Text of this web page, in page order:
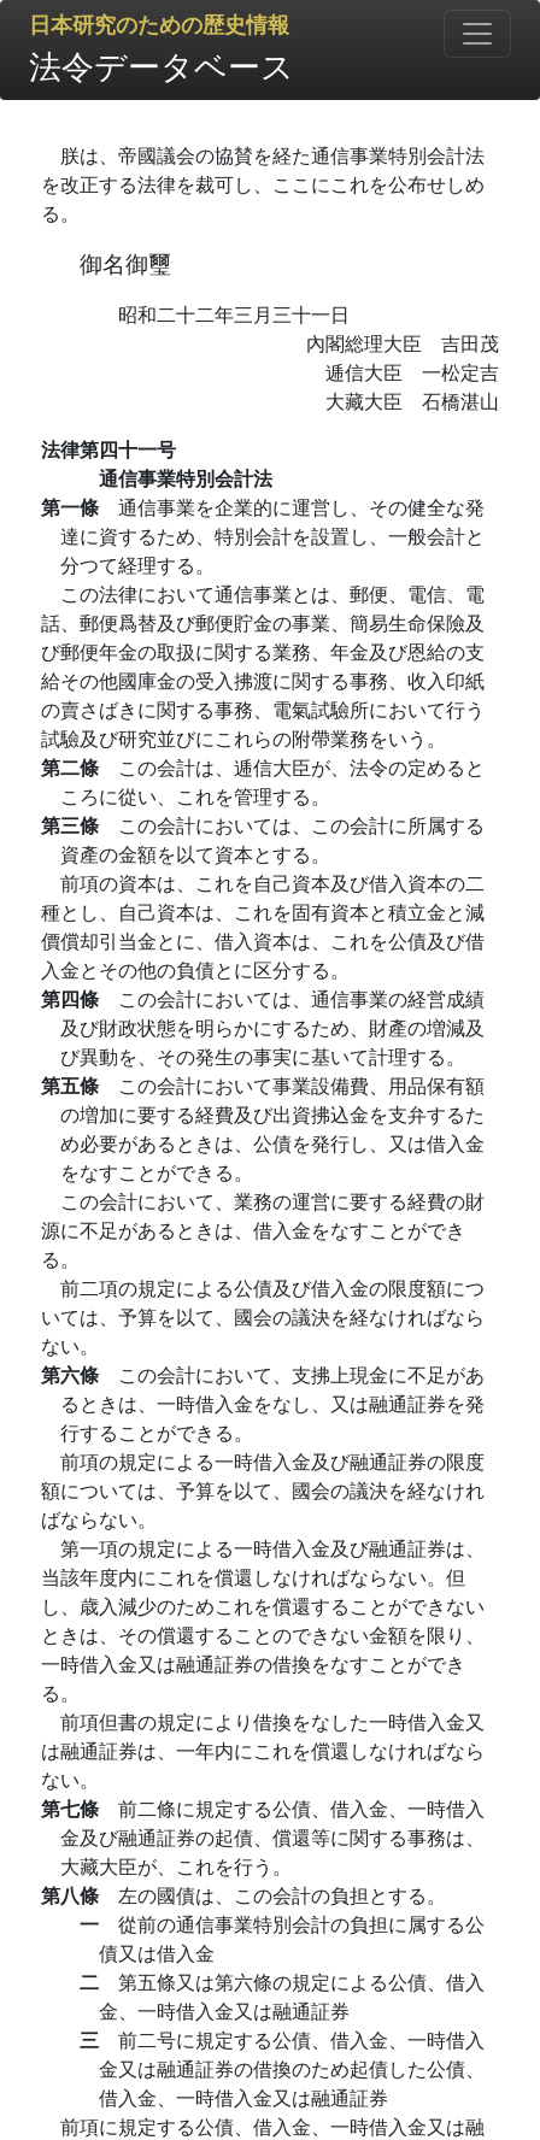
日本研究のための歴史情報
法令データベース
朕は、帝國議会の協賛を経た通信事業特別会計法
を改正する法律を裁可し、ここにこれを公布せしめ
る。
御名御璽
昭和二十二年三月三十一日
內閣総理大臣 吉田茂
逓信大臣 一松定吉
大藏大臣 石橋湛山
法律第四十一号
通信事業特別会計法
第一條 通信事業を企業的に運営し、その健全な発
達に資するため、特別会計を設置し、一般会計と
分つて経理する。
この法律において通信事業とは、郵便、電信、電
話、郵便爲替及び郵便貯金の事業、簡易生命保險及
び郵便年金の取扱に関する業務、年金及び恩給の支
給その他國庫金の受入拂渡に関する事務、收入印紙
の賣さばきに関する事務、電氣試驗所において行う
試驗及び研究並びにこれらの附帶業務をいう。
第二條 この会計は、逓信大臣が、法令の定めると
ころに從い、これを管理する。
第三條 この会計においては、この会計に所属する
資產の金額を以て資本とする。
前項の資本は、これを自己資本及び借入資本の二
種とし、自己資本は、これを固有資本と積立金と減
價償却引当金とに、借入資本は、これを公債及び借
入金とその他の負債とに区分する。
第四條 この会計においては、通信事業の経営成績
及び財政状態を明らかにするため、財產の増減及
び異動を、その発生の事実に基いて計理する。
第五條 この会計において事業設備費、用品保有額
の増加に要する経費及び出資拂込金を支弁するた
め必要があるときは、公債を発行し、又は借入金
をなすことができる。
この会計において、業務の運営に要する経費の財
源に不足があるときは、借入金をなすことができ
る。
前二項の規定による公債及び借入金の限度額につ
いては、予算を以て、國会の議決を経なければなら
ない。
第六條 この会計において、支拂上現金に不足があ
るときは、一時借入金をなし、又は融通証券を発
行することができる。
前項の規定による一時借入金及び融通証券の限度
額については、予算を以て、國会の議決を経なけれ
ばならない。
第一項の規定による一時借入金及び融通証券は、
当該年度内にこれを償還しなければならない。但
し、歳入減少のためこれを償還することができない
ときは、その償還することのできない金額を限り、
一時借入金又は融通証券の借換をなすことができ
る。
前項但書の規定により借換をなした一時借入金又
は融通証券は、一年内にこれを償還しなければなら
ない。
第七條 前二條に規定する公債、借入金、一時借入
金及び融通証券の起債、償還等に関する事務は、
大藏大臣が、これを行う。
第八條 左の國債は、この会計の負担とする。
一 從前の通信事業特別会計の負担に属する公
債又は借入金
二 第五條又は第六條の規定による公債、借入
金、一時借入金又は融通証券
三 前二号に規定する公債、借入金、一時借入
金又は融通証券の借換のため起債した公債、
借入金、一時借入金又は融通証券
前項に規定する公債、借入金、一時借入金又は融